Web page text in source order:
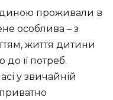
проживали в
особлива – з
життя дитини
її потреб.
у звичайній